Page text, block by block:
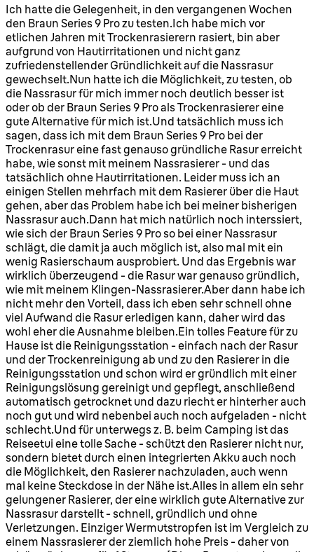
4 Sterne von maximal 5
Ich hatte die Gelegenheit, in den vergangenen Wochen
den Braun Series 9 Pro zu testen.Ich habe mich vor
etlichen Jahren mit Trockenrasierern rasiert, bin aber
aufgrund von Hautirritationen und nicht ganz
zufriedenstellender Gründlichkeit auf die Nassrasur
gewechselt.Nun hatte ich die Möglichkeit, zu testen, ob
die Nassrasur für mich immer noch deutlich besser ist
oder ob der Braun Series 9 Pro als Trockenrasierer eine
gute Alternative für mich ist.Und tatsächlich muss ich
sagen, dass ich mit dem Braun Series 9 Pro bei der
Trockenrasur eine fast genauso gründliche Rasur erreicht
habe, wie sonst mit meinem Nassrasierer - und das
tatsächlich ohne Hautirritationen. Leider muss ich an
einigen Stellen mehrfach mit dem Rasierer über die Haut
gehen, aber das Problem habe ich bei meiner bisherigen
Nassrasur auch.Dann hat mich natürlich noch interssiert,
wie sich der Braun Series 9 Pro so bei einer Nassrasur
schlägt, die damit ja auch möglich ist, also mal mit ein
wenig Rasierschaum ausprobiert. Und das Ergebnis war
wirklich überzeugend - die Rasur war genauso gründlich,
wie mit meinem Klingen-Nassrasierer.Aber dann habe ich
nicht mehr den Vorteil, dass ich eben sehr schnell ohne
viel Aufwand die Rasur erledigen kann, daher wird das
wohl eher die Ausnahme bleiben.Ein tolles Feature für zu
Hause ist die Reinigungsstation - einfach nach der Rasur
und der Trockenreinigung ab und zu den Rasierer in die
Reinigungsstation und schon wird er gründlich mit einer
Reinigungslösung gereinigt und gepflegt, anschließend
automatisch getrocknet und dazu riecht er hinterher auch
noch gut und wird nebenbei auch noch aufgeladen - nicht
schlecht.Und für unterwegs z. B. beim Camping ist das
Reiseetui eine tolle Sache - schützt den Rasierer nicht nur,
sondern bietet durch einen integrierten Akku auch noch
die Möglichkeit, den Rasierer nachzuladen, auch wenn
mal keine Steckdose in der Nähe ist.Alles in allem ein sehr
gelungener Rasierer, der eine wirklich gute Alternative zur
Nassrasur darstellt - schnell, gründlich und ohne
Verletzungen. Einziger Wermutstropfen ist im Vergleich zu
einem Nassrasierer der ziemlich hohe Preis - daher von